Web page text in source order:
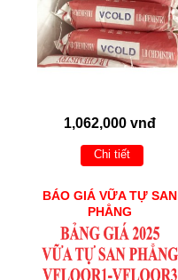
1,062,000 vnđ
Chi tiết
BÁO GIÁ VỮA TỰ SAN
PHẲNG